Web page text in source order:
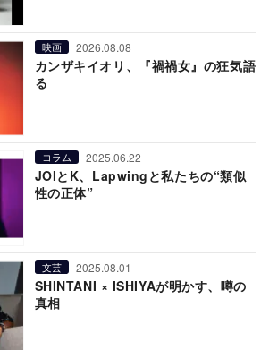
映画 2026.08.08
カンザキイオリ、『禍禍女』の狂気語
る
コラム 2025.06.22
JOIとK、Lapwingと私たちの“類似
性の正体”
文芸 2025.08.01
SHINTANI × ISHIYAが明かす、噂の
真相